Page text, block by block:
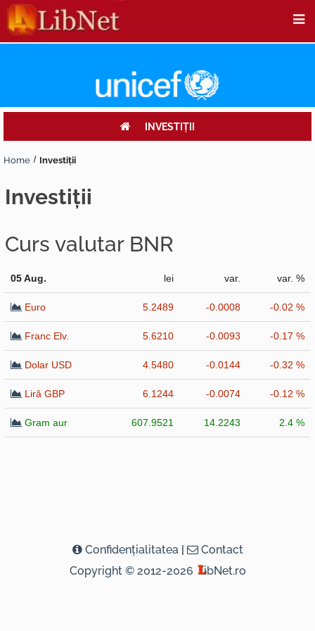
INVESTIŢII
Home Investiţii
investiţii
Curs valutar BNR
05 Aug. lei var. var. %
Euro 5.2489 -0.0008 -0.02 %
Franc Elv. 5.6210 -0.0093 -0.17 %
Dolar USD 4.5480 -0.0144 -0.32 %
Liră GBP 6.1244 -0.0074 -0.12 %
Gram aur 607.9521 14.2243 2.4 %
Confidenţialitatea |
Contact
Copyright © 2012-2026
ibNet.ro